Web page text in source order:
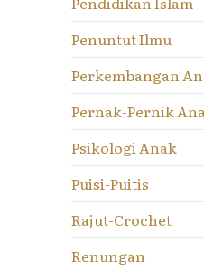
Penuntut Ilmu
Perkembangan
Pernak-Pernik
Psikologi Anak
Puisi-Puitis
Rajut-Crochet
Renungan